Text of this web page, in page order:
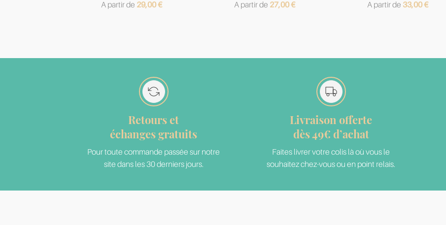
A partir de 29,00€
A partir de 27,00€
A partir de 33,00€
Retours et
échanges gratuits
Pour toute commande passée sur notre
site dans les 30 derniers jours.
Livraison offerte
dès 49€ d’achat
Faites livrer votre colis là où vous le
souhaitez chez-vous ou en point relais.